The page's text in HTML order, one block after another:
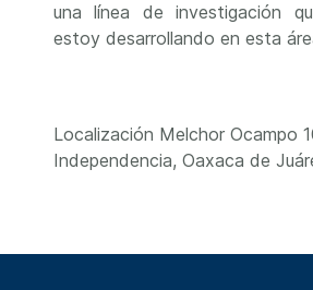
una línea de investigación
estoy desarrollando en esta
Localización Melchor Ocampo
Independencia, Oaxaca de